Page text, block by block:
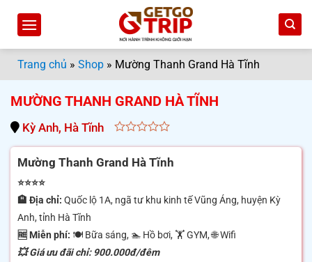
dungTrang chủ » Shop » Mường Thanh Grand Hà Tĩnh
MƯỜNG THANH GRAND HÀ TĨNH
Kỳ Anh, Hà Tĩnh
0
out
of
Mường Thanh Grand Hà Tĩnh
⭐⭐⭐⭐
🏨 Địa chỉ: Quốc lộ 1A, ngã tư khu kinh tế Vũng Áng, huyện Kỳ
Anh, tỉnh Hà Tĩnh
🆓 Miễn phí: 🍽 Bữa sáng, 🏊 Hồ bơi, 🏋️ GYM, 🌐 Wifi
💥 Giá ưu đãi chỉ: 900.000đ/đêm